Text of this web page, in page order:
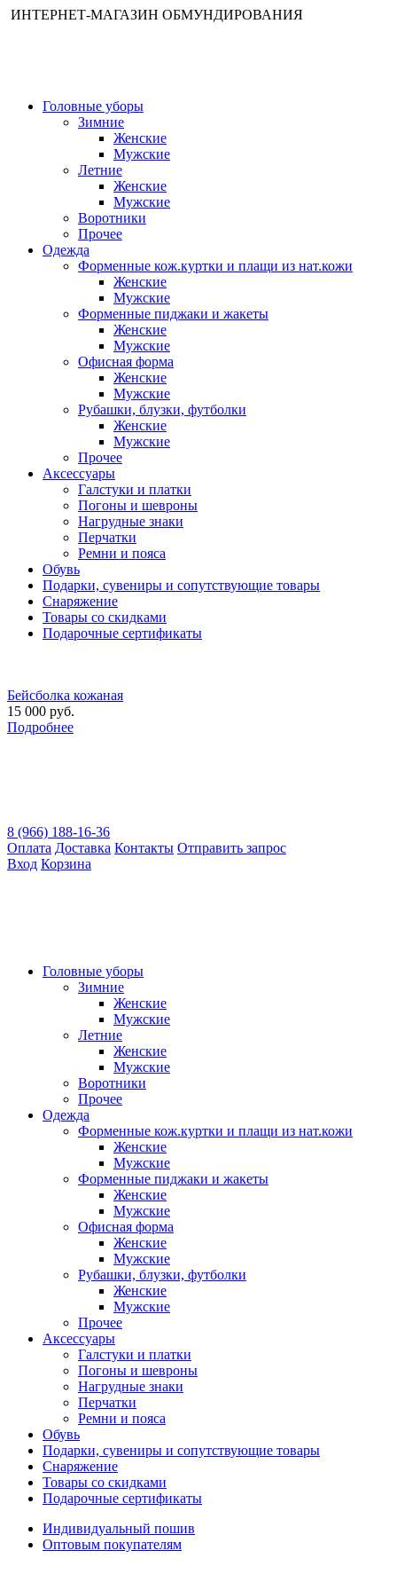
ИНТЕРНЕТ-МАГАЗИН ОБМУНДИРОВАНИЯ
Головные уборы
Зимние
Женские
Мужские
Летние
Женские
Мужские
Воротники
Прочее
Одежда
Форменные кож.куртки и плащи из нат.кожи
Женские
Мужские
Форменные пиджаки и жакеты
Женские
Мужские
Офисная форма
Женские
Мужские
Рубашки, блузки, футболки
Женские
Мужские
Прочее
Аксессуары
Галстуки и платки
Погоны и шевроны
Нагрудные знаки
Перчатки
Ремни и пояса
Обувь
Подарки, сувениры и сопутствующие товары
Снаряжение
Товары со скидками
Подарочные сертификаты
Бейсболка кожаная
15 000 руб.
Подробнее
8 (966) 188-16-36
Оплата Доставка Контакты Отправить запрос
Вход Корзина
Головные уборы
Зимние
Женские
Мужские
Летние
Женские
Мужские
Воротники
Прочее
Одежда
Форменные кож.куртки и плащи из нат.кожи
Женские
Мужские
Форменные пиджаки и жакеты
Женские
Мужские
Офисная форма
Женские
Мужские
Рубашки, блузки, футболки
Женские
Мужские
Прочее
Аксессуары
Галстуки и платки
Погоны и шевроны
Нагрудные знаки
Перчатки
Ремни и пояса
Обувь
Подарки, сувениры и сопутствующие товары
Снаряжение
Товары со скидками
Подарочные сертификаты
Индивидуальный пошив
Оптовым покупателям